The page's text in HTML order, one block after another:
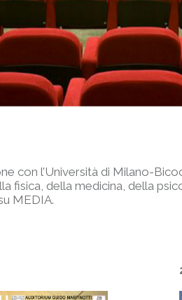
con l’Università di Milano-
fisica, della medicina, della
MEDIA.